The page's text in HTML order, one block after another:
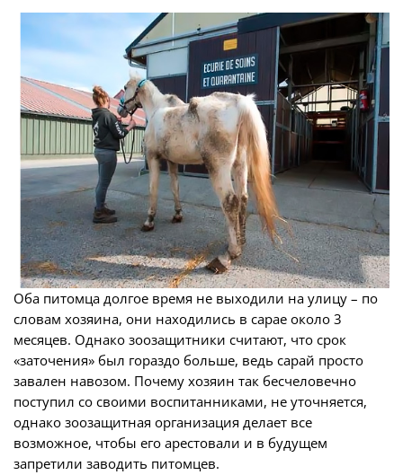
Оба питомца долгое время не выходили на улицу – по
словам хозяина, они находились в сарае около 3
месяцев. Однако зоозащитники считают, что срок
«заточения» был гораздо больше, ведь сарай просто
завален навозом. Почему хозяин так бесчеловечно
поступил со своими воспитанниками, не уточняется,
однако зоозащитная организация делает все
возможное, чтобы его арестовали и в будущем
запретили заводить питомцев.